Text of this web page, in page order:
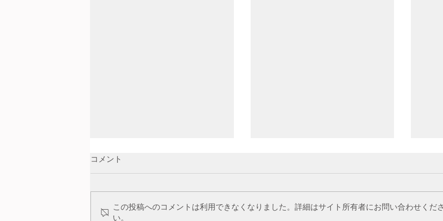
ネイチャークラフト ツマキシャチホコ
昆虫
コメント
この投稿へのコメントは利用できなくなりました。詳細はサイト所有者にお問い合わせくださ
い。